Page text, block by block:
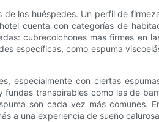
los huéspedes. Un perfil de
cuenta con categorías de
cubrecolchones más firmes en
específicas, como espuma
especialmente con ciertas
transpirables como las de
son cada vez más comunes.
a una experiencia de sueño